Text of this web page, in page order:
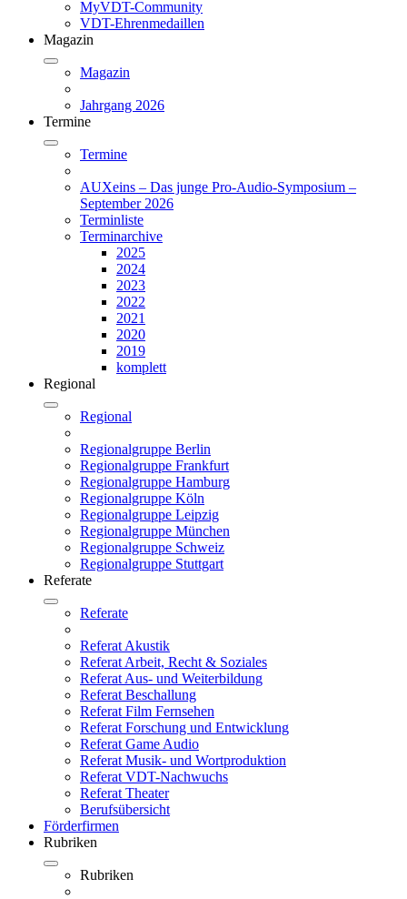
MyVDT-Community
VDT-Ehrenmedaillen
Magazin
Magazin
Jahrgang 2026
Termine
Termine
AUXeins – Das junge Pro-Audio-Symposium –
September 2026
Terminliste
Terminarchive
2025
2024
2023
2022
2021
2020
2019
komplett
Regional
Regional
Regionalgruppe Berlin
Regionalgruppe Frankfurt
Regionalgruppe Hamburg
Regionalgruppe Köln
Regionalgruppe Leipzig
Regionalgruppe München
Regionalgruppe Schweiz
Regionalgruppe Stuttgart
Referate
Referate
Referat Akustik
Referat Arbeit, Recht & Soziales
Referat Aus- und Weiterbildung
Referat Beschallung
Referat Film Fernsehen
Referat Forschung und Entwicklung
Referat Game Audio
Referat Musik- und Wortproduktion
Referat VDT-Nachwuchs
Referat Theater
Berufsübersicht
Förderfirmen
Rubriken
Rubriken